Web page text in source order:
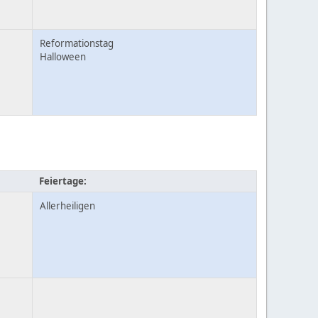
Reformationstag
Halloween
Feiertage:
Allerheiligen